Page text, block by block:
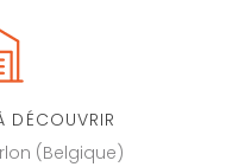
DÉCOUVRIR
(Belgique)